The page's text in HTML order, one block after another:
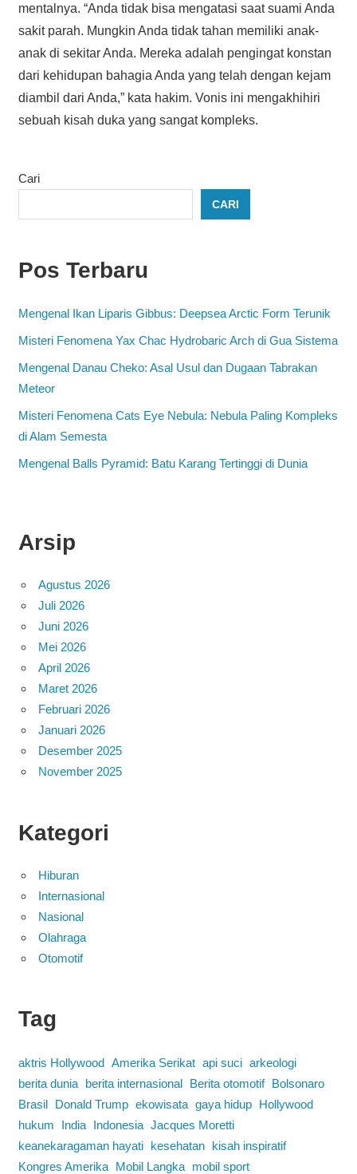
mentalnya. “Anda tidak bisa mengatasi saat suami Anda
sakit parah. Mungkin Anda tidak tahan memiliki anak-
anak di sekitar Anda. Mereka adalah pengingat konstan
dari kehidupan bahagia Anda yang telah dengan kejam
diambil dari Anda,” kata hakim. Vonis ini mengakhihiri
sebuah kisah duka yang sangat kompleks.
Cari
CARI
Pos Terbaru
Mengenal Ikan Liparis Gibbus: Deepsea Arctic Form Terunik
Misteri Fenomena Yax Chac Hydrobaric Arch di Gua Sistema
Mengenal Danau Cheko: Asal Usul dan Dugaan Tabrakan
Meteor
Misteri Fenomena Cats Eye Nebula: Nebula Paling Kompleks
di Alam Semesta
Mengenal Balls Pyramid: Batu Karang Tertinggi di Dunia
Arsip
Agustus 2026
Juli 2026
Juni 2026
Mei 2026
April 2026
Maret 2026
Februari 2026
Januari 2026
Desember 2025
November 2025
Kategori
Hiburan
Internasional
Nasional
Olahraga
Otomotif
Tag
aktris Hollywood Amerika Serikat api suci arkeologi
berita dunia
berita internasional Berita otomotif
Bolsonaro
Brasil
Donald Trump ekowisata gaya hidup
Hollywood
hukum
India Indonesia Jacques Moretti
keanekaragaman hayati
kesehatan
kisah inspiratif
Kongres Amerika
Mobil Langka mobil sport